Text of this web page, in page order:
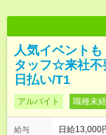
人気イベント
タッフ☆来社不
日払い/T1
アルバイト 職種未
給与
日給13,000